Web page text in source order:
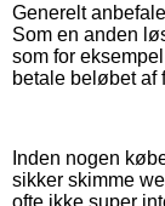
Generelt
Som en anden
som for
betale beløbet af
Inden nogen
sikker skimme
ofte ikke super